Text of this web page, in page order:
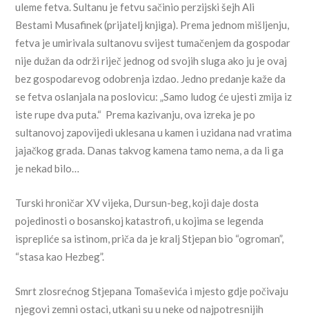
uleme fetva. Sultanu je fetvu sačinio perzijski šejh Ali
Bestami Musafinek (prijatelj knjiga). Prema jednom mišljenju,
fetva je umirivala sultanovu svijest tumačenjem da gospodar
nije dužan da održi riječ jednog od svojih sluga ako ju je ovaj
bez gospodarevog odobrenja izdao. Jedno predanje kaže da
se fetva oslanjala na poslovicu: „Samo ludog će ujesti zmija iz
iste rupe dva puta.“ Prema kazivanju, ova izreka je po
sultanovoj zapovijedi uklesana u kamen i uzidana nad vratima
jajačkog grada. Danas takvog kamena tamo nema, a da li ga
je nekad bilo…
Turski hroničar XV vijeka, Dursun-beg, koji daje dosta
pojedinosti o bosanskoj katastrofi, u kojima se legenda
isprepliće sa istinom, priča da je kralj Stjepan bio “ogroman”,
“stasa kao Hezbeg”.
Smrt zlosrećnog Stjepana Tomaševića i mjesto gdje počivaju
njegovi zemni ostaci, utkani su u neke od najpotresnijih